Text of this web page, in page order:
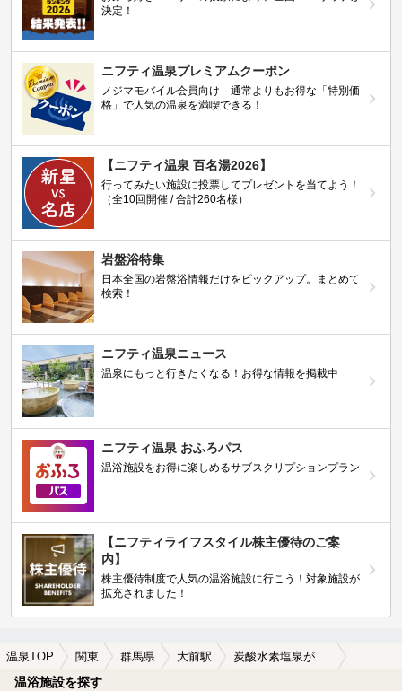
決定！
ニフティ温泉プレミアムクーポン
ノジマモバイル会員向け 通常よりもお得な「特別価
格」で人気の温泉を満喫できる！
【ニフティ温泉 百名湯2026】
行ってみたい施設に投票してプレゼントを当てよう！
（全10回開催 / 合計260名様）
岩盤浴特集
日本全国の岩盤浴情報だけをピックアップ。まとめて
検索！
ニフティ温泉ニュース
温泉にもっと行きたくなる！お得な情報を掲載中
ニフティ温泉 おふろパス
温浴施設をお得に楽しめるサブスクリプションプラン
【ニフティライフスタイル株主優待のご案
内】
株主優待制度で人気の温浴施設に行こう！対象施設が
拡充されました！
温泉TOP 関東 群馬県 大前駅 炭酸水素塩泉が楽しめる大前駅近くの温泉、日帰り温泉、スーパー銭湯おすすめ
温浴施設を探す